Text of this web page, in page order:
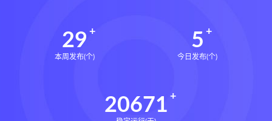
29
本周发布(个)
5
今日发布(个)
20671